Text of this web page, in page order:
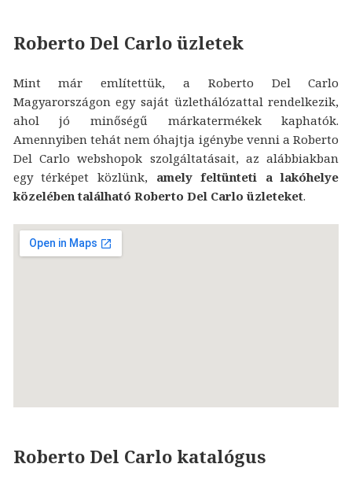
Roberto Del Carlo üzletek
Mint már említettük, a Roberto Del Carlo
Magyarországon egy saját üzlethálózattal rendelkezik,
ahol jó minőségű márkatermékek kaphatók.
Amennyiben tehát nem óhajtja igénybe venni a Roberto
Del Carlo webshopok szolgáltatásait, az alábbiakban
egy térképet közlünk, amely feltünteti a lakóhelye
közelében található Roberto Del Carlo üzleteket.
Roberto Del Carlo katalógus